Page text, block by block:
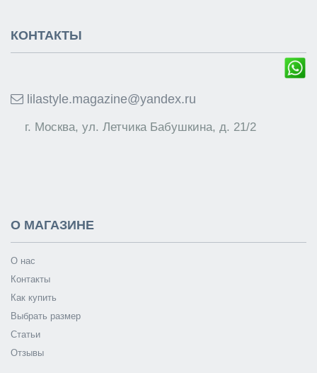
КОНТАКТЫ
lilastyle.magazine@yandex.ru
г. Москва, ул. Летчика Бабушкина, д. 21/2
О МАГАЗИНЕ
О нас
Контакты
Как купить
Выбрать размер
Статьи
Отзывы